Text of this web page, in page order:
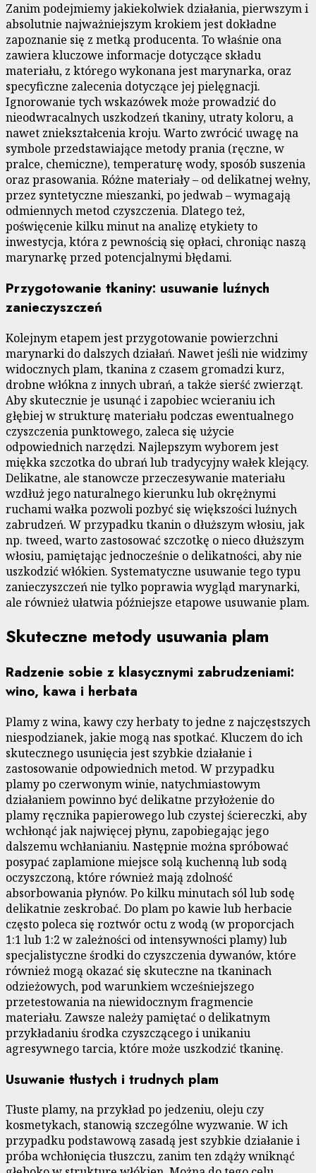
Zanim podejmiemy jakiekolwiek działania, pierwszym i
absolutnie najważniejszym krokiem jest dokładne
zapoznanie się z metką producenta. To właśnie ona
zawiera kluczowe informacje dotyczące składu
materiału, z którego wykonana jest marynarka, oraz
specyficzne zalecenia dotyczące jej pielęgnacji.
Ignorowanie tych wskazówek może prowadzić do
nieodwracalnych uszkodzeń tkaniny, utraty koloru, a
nawet zniekształcenia kroju. Warto zwrócić uwagę na
symbole przedstawiające metody prania (ręczne, w
pralce, chemiczne), temperaturę wody, sposób suszenia
oraz prasowania. Różne materiały – od delikatnej wełny,
przez syntetyczne mieszanki, po jedwab – wymagają
odmiennych metod czyszczenia. Dlatego też,
poświęcenie kilku minut na analizę etykiety to
inwestycja, która z pewnością się opłaci, chroniąc naszą
marynarkę przed potencjalnymi błędami.
Przygotowanie tkaniny: usuwanie luźnych
zanieczyszczeń
Kolejnym etapem jest przygotowanie powierzchni
marynarki do dalszych działań. Nawet jeśli nie widzimy
widocznych plam, tkanina z czasem gromadzi kurz,
drobne włókna z innych ubrań, a także sierść zwierząt.
Aby skutecznie je usunąć i zapobiec wcieraniu ich
głębiej w strukturę materiału podczas ewentualnego
czyszczenia punktowego, zaleca się użycie
odpowiednich narzędzi. Najlepszym wyborem jest
miękka szczotka do ubrań lub tradycyjny wałek klejący.
Delikatne, ale stanowcze przeczesywanie materiału
wzdłuż jego naturalnego kierunku lub okrężnymi
ruchami wałka pozwoli pozbyć się większości luźnych
zabrudzeń. W przypadku tkanin o dłuższym włosiu, jak
np. tweed, warto zastosować szczotkę o nieco dłuższym
włosiu, pamiętając jednocześnie o delikatności, aby nie
uszkodzić włókien. Systematyczne usuwanie tego typu
zanieczyszczeń nie tylko poprawia wygląd marynarki,
ale również ułatwia późniejsze etapowe usuwanie plam.
Skuteczne metody usuwania plam
Radzenie sobie z klasycznymi zabrudzeniami:
wino, kawa i herbata
Plamy z wina, kawy czy herbaty to jedne z najczęstszych
niespodzianek, jakie mogą nas spotkać. Kluczem do ich
skutecznego usunięcia jest szybkie działanie i
zastosowanie odpowiednich metod. W przypadku
plamy po czerwonym winie, natychmiastowym
działaniem powinno być delikatne przyłożenie do
plamy ręcznika papierowego lub czystej ściereczki, aby
wchłonąć jak najwięcej płynu, zapobiegając jego
dalszemu wchłanianiu. Następnie można spróbować
posypać zaplamione miejsce solą kuchenną lub sodą
oczyszczoną, które również mają zdolność
absorbowania płynów. Po kilku minutach sól lub sodę
delikatnie zeskrobać. Do plam po kawie lub herbacie
często poleca się roztwór octu z wodą (w proporcjach
1:1 lub 1:2 w zależności od intensywności plamy) lub
specjalistyczne środki do czyszczenia dywanów, które
również mogą okazać się skuteczne na tkaninach
odzieżowych, pod warunkiem wcześniejszego
przetestowania na niewidocznym fragmencie
materiału. Zawsze należy pamiętać o delikatnym
przykładaniu środka czyszczącego i unikaniu
agresywnego tarcia, które może uszkodzić tkaninę.
Usuwanie tłustych i trudnych plam
Tłuste plamy, na przykład po jedzeniu, oleju czy
kosmetykach, stanowią szczególne wyzwanie. W ich
przypadku podstawową zasadą jest szybkie działanie i
próba wchłonięcia tłuszczu, zanim ten zdąży wniknąć